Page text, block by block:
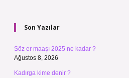
Son Yazılar
Söz er maaşı 2025 ne kadar ?
Ağustos 8, 2026
Kadırga kime denir ?